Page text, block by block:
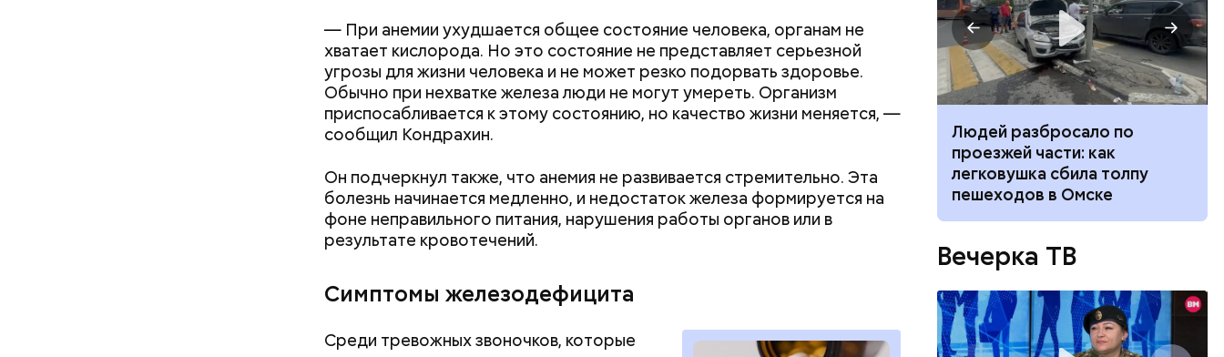
— При анемии ухудшается общее состояние человека, органам не
хватает кислорода. Но это состояние не представляет серьезной
угрозы для жизни человека и не может резко подорвать здоровье.
Обычно при нехватке железа люди не могут умереть. Организм
приспосабливается к этому состоянию, но качество жизни меняется, —
сообщил Кондрахин.
Он подчеркнул также, что анемия не развивается стремительно. Эта
болезнь начинается медленно, и недостаток железа формируется на
фоне неправильного питания, нарушения работы органов или в
результате кровотечений.
Симптомы железодефицита
Среди тревожных звоночков, которые
Вред дыни
Фото: Shutterstock
множество блюд, где используют растение.
Хотела спасти малыша: как
падении из окна в Раменском
лишний вес
Людей разбросало по
проезжей части: как
легковушка сбила толпу
пешеходов в Омске
Вечерка ТВ